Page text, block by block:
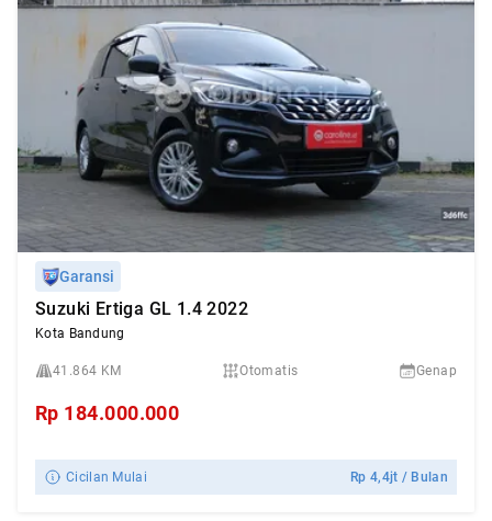
Garansi
Suzuki Ertiga GL 1.4 2022
Kota Bandung
41.864 KM Otomatis Genap
Rp 184.000.000
Cicilan Mulai Rp4,4jt / Bulan